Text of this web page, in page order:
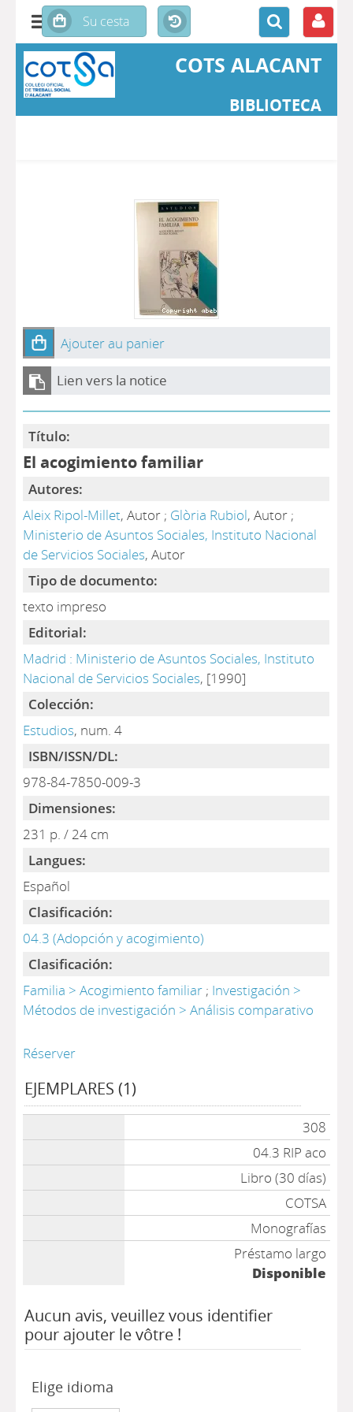
COTS ALACANT
BIBLIOTECA
Ajouter au panier
Lien vers la notice
Título:
El acogimiento familiar
Autores:
Aleix Ripol-Millet, Autor ; Glòria Rubiol, Autor ;
Ministerio de Asuntos Sociales, Instituto Nacional
de Servicios Sociales, Autor
Tipo de documento:
texto impreso
Editorial:
Madrid : Ministerio de Asuntos Sociales, Instituto
Nacional de Servicios Sociales, [1990]
Colección:
Estudios, num. 4
ISBN/ISSN/DL:
978-84-7850-009-3
Dimensiones:
231 p. / 24 cm
Langues:
Español
Clasificación:
04.3 (Adopción y acogimiento)
Clasificación:
Familia > Acogimiento familiar ; Investigación >
Métodos de investigación > Análisis comparativo
Réserver
EJEMPLARES (1)
308
04.3 RIP aco
Libro (30 días)
COTSA
Monografías
Préstamo largo
Disponible
Aucun avis, veuillez vous identifier
pour ajouter le vôtre !
Elige idioma